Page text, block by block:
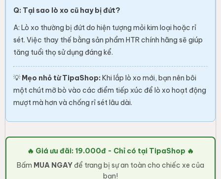
Q: Tại sao lò xo cũ hay bị đứt?
A: Lò xo thường bị đứt do hiện tượng mỏi kim loại hoặc rỉ
sét. Việc thay thế bằng sản phẩm HTR chính hãng sẽ giúp
tăng tuổi thọ sử dụng đáng kể.
💡 Mẹo nhỏ từ TipaShop: Khi lắp lò xo mới, bạn nên bôi
một chút mỡ bò vào các điểm tiếp xúc để lò xo hoạt động
mượt mà hơn và chống rỉ sét lâu dài.
🔥 Giá ưu đãi: 19.000đ - Chỉ có tại TipaShop 🔥
Bấm MUA NGAY để trang bị sự an toàn cho chiếc xe của
bạn!